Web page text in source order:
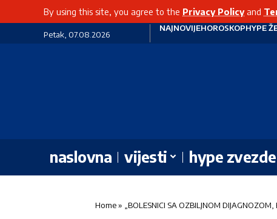
By using this site, you agree to the Privacy Policyand
Petak, 07.08.2026
NAJNOVIJEHOROSKOPHYPE
naslovna vijesti hype zvezde
Home» „BOLESNICI SA OZBILJNOM